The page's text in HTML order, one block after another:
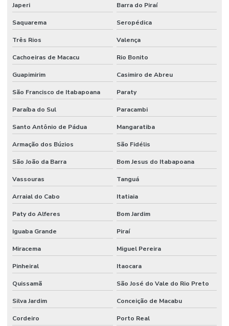
Manutenção de mecânica industrial
Manutenção mecânica de máquinas industriais
Manutenção e montagens industriais
Manutenção pneumática industrial
Manutenção preditiva industrial
Manutenção de sistemas elétricos
Mecânica de manutenção de máquinas industriais
Mezanino em estrutura metálica
Mezanino estrutura metálica galpão
Mezanino de metal
Mezanino metálico desmontável
Mezanino metálico para escritório
Mezanino metálico estrutura
Mezanino metálico externo
Mezanino metálico galpao
Japeri Barra do Piraí
Saquarema Seropédica
Três Rios Valença
Cachoeiras de Macacu Rio Bonito
Guapimirim Casimiro de Abreu
São Francisco de Itabapoana Paraty
Paraíba do Sul Paracambi
Santo Antônio de Pádua Mangaratiba
Armação dos Búzios São Fidélis
São João da Barra Bom Jesus do Itabapoana
Vassouras Tanguá
Arraial do Cabo Itatiaia
Paty do Alferes Bom Jardim
Iguaba Grande Piraí
Miracema Miguel Pereira
Pinheiral Itaocara
Quissamã São José do Vale do Rio Preto
Silva Jardim Conceição de Macabu
Cordeiro Porto Real